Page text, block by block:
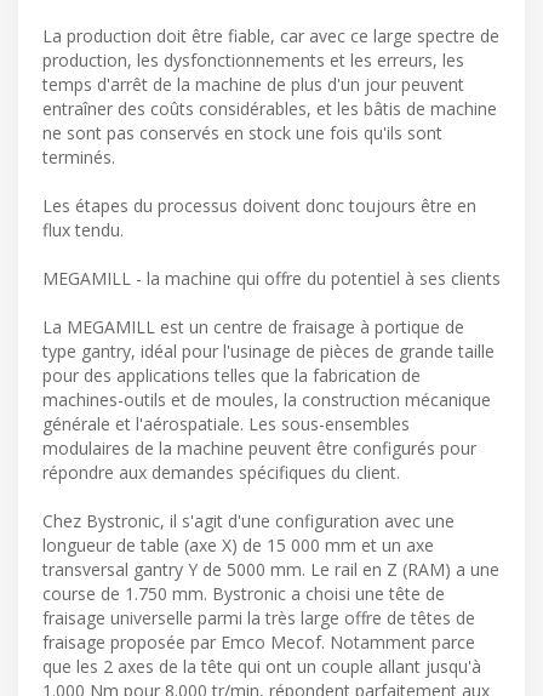
La production doit être fiable, car avec ce large spectre de
production, les dysfonctionnements et les erreurs, les
temps d'arrêt de la machine de plus d'un jour peuvent
entraîner des coûts considérables, et les bâtis de machine
ne sont pas conservés en stock une fois qu'ils sont
terminés.
Les étapes du processus doivent donc toujours être en
flux tendu.
MEGAMILL - la machine qui offre du potentiel à ses clients
La MEGAMILL est un centre de fraisage à portique de
type gantry, idéal pour l'usinage de pièces de grande taille
pour des applications telles que la fabrication de
machines-outils et de moules, la construction mécanique
générale et l'aérospatiale. Les sous-ensembles
modulaires de la machine peuvent être configurés pour
répondre aux demandes spécifiques du client.
Chez Bystronic, il s'agit d'une configuration avec une
longueur de table (axe X) de 15 000 mm et un axe
transversal gantry Y de 5000 mm. Le rail en Z (RAM) a une
course de 1.750 mm. Bystronic a choisi une tête de
fraisage universelle parmi la très large offre de têtes de
fraisage proposée par Emco Mecof. Notamment parce
que les 2 axes de la tête qui ont un couple allant jusqu'à
1.000 Nm pour 8.000 tr/min, répondent parfaitement aux